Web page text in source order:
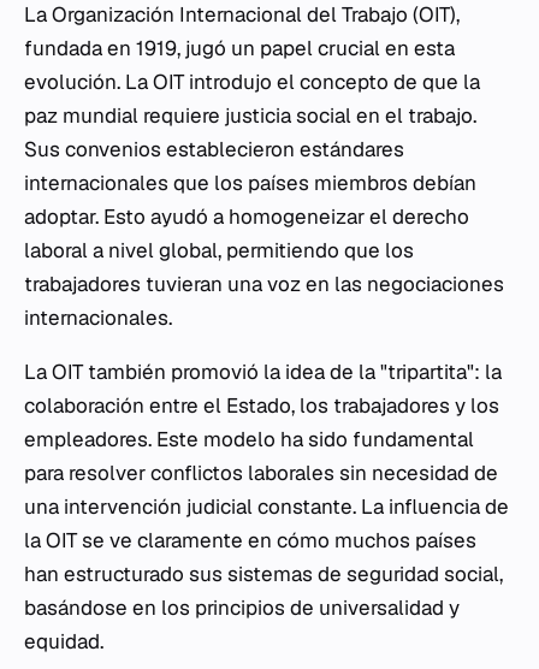
La Organización Internacional del Trabajo (OIT),
fundada en 1919, jugó un papel crucial en esta
evolución. La OIT introdujo el concepto de que la
paz mundial requiere justicia social en el trabajo.
Sus convenios establecieron estándares
internacionales que los países miembros debían
adoptar. Esto ayudó a homogeneizar el derecho
laboral a nivel global, permitiendo que los
trabajadores tuvieran una voz en las negociaciones
internacionales.
La OIT también promovió la idea de la "tripartita": la
colaboración entre el Estado, los trabajadores y los
empleadores. Este modelo ha sido fundamental
para resolver conflictos laborales sin necesidad de
una intervención judicial constante. La influencia de
la OIT se ve claramente en cómo muchos países
han estructurado sus sistemas de seguridad social,
basándose en los principios de universalidad y
equidad.